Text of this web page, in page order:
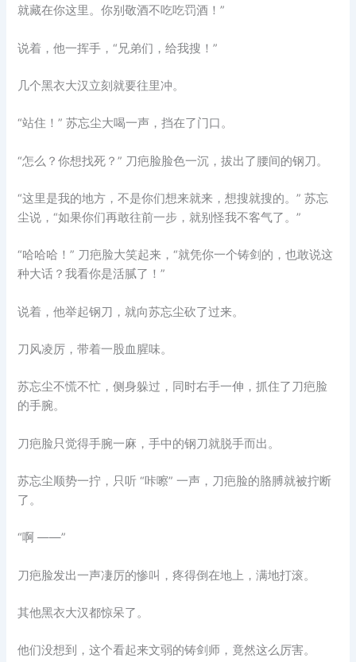
就藏在你这里。你别敬酒不吃吃罚酒！”
说着，他一挥手，“兄弟们，给我搜！”
几个黑衣大汉立刻就要往里冲。
“站住！” 苏忘尘大喝一声，挡在了门口。
“怎么？你想找死？” 刀疤脸脸色一沉，拔出了腰间的钢刀。
“这里是我的地方，不是你们想来就来，想搜就搜的。” 苏忘
尘说，“如果你们再敢往前一步，就别怪我不客气了。”
“哈哈哈！” 刀疤脸大笑起来，“就凭你一个铸剑的，也敢说这
种大话？我看你是活腻了！”
说着，他举起钢刀，就向苏忘尘砍了过来。
刀风凌厉，带着一股血腥味。
苏忘尘不慌不忙，侧身躲过，同时右手一伸，抓住了刀疤脸
的手腕。
刀疤脸只觉得手腕一麻，手中的钢刀就脱手而出。
苏忘尘顺势一拧，只听 “咔嚓” 一声，刀疤脸的胳膊就被拧断
了。
“啊 ——”
刀疤脸发出一声凄厉的惨叫，疼得倒在地上，满地打滚。
其他黑衣大汉都惊呆了。
他们没想到，这个看起来文弱的铸剑师，竟然这么厉害。